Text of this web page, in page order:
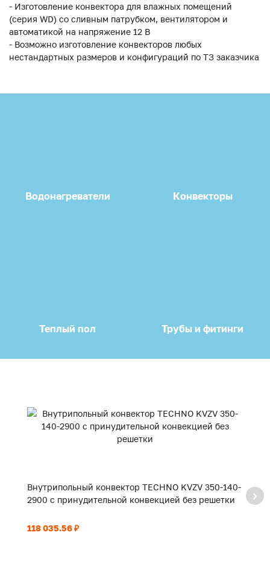
- Изготовление конвектора для влажных помещений
(серия WD) со сливным патрубком, вентилятором и
автоматикой на напряжение 12 В
- Возможно изготовление конвекторов любых
нестандартных размеров и конфигураций по ТЗ заказчика
Водонагреватели Конвекторы
Теплый пол Трубы и фитинги
Внутрипольный конвектор TECHNO KVZV 350-140-
2900 с принудительной конвекцией без решетки
118 035.56 ₽